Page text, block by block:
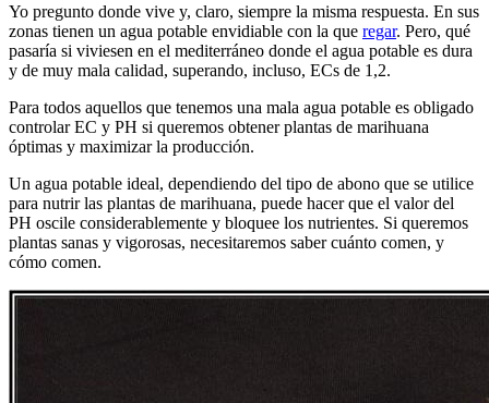
Yo pregunto donde vive y, claro, siempre la misma respuesta. En sus
zonas tienen un agua potable envidiable con la que regar. Pero, qué
pasaría si viviesen en el mediterráneo donde el agua potable es dura
y de muy mala calidad, superando, incluso, ECs de 1,2.
Para todos aquellos que tenemos una mala agua potable es obligado
controlar EC y PH si queremos obtener plantas de marihuana
óptimas y maximizar la producción.
Un agua potable ideal, dependiendo del tipo de abono que se utilice
para nutrir las plantas de marihuana, puede hacer que el valor del
PH oscile considerablemente y bloquee los nutrientes. Si queremos
plantas sanas y vigorosas, necesitaremos saber cuánto comen, y
cómo comen.